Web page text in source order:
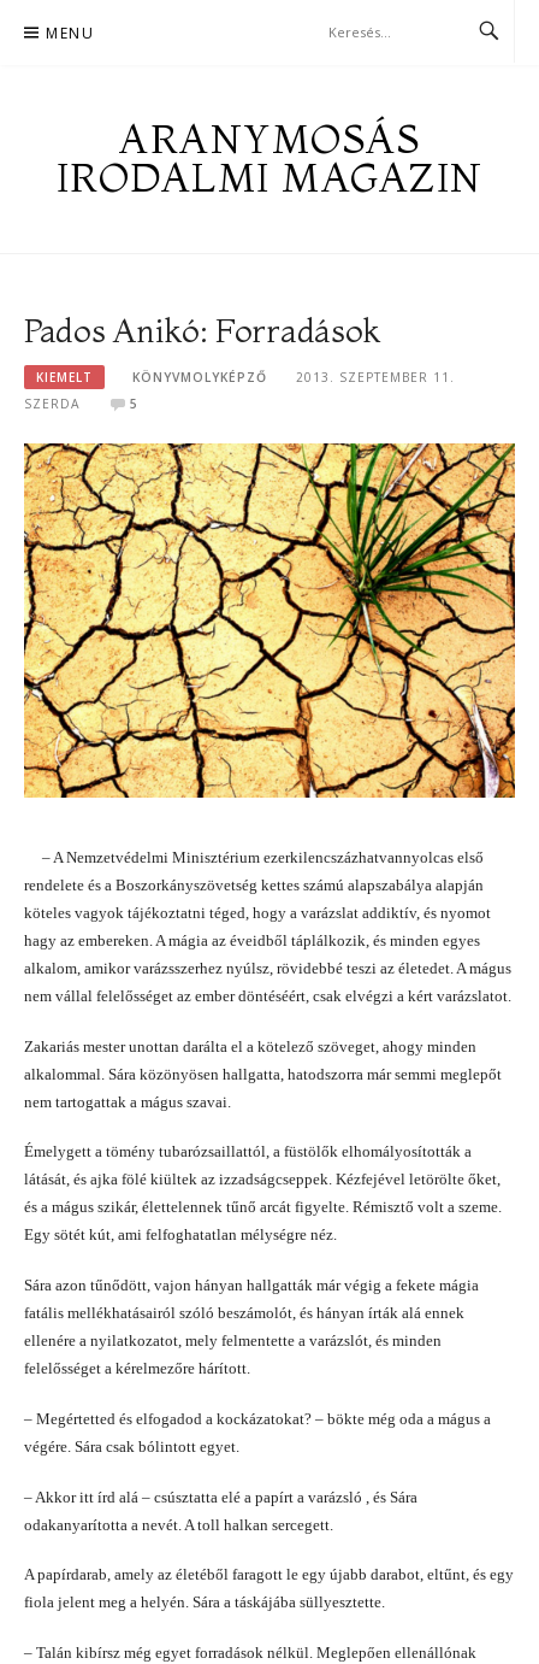
MENU
ARANYMOSÁS
IRODALMI MAGAZIN
Pados Anikó: Forradások
KIEMELT KÖNYVMOLYKÉPZŐ
2013. SZEPTEMBER 11.
SZERDA
5
– A Nemzetvédelmi Minisztérium ezerkilencszázhatvannyolcas első
rendelete és a Boszorkányszövetség kettes számú alapszabálya alapján
köteles vagyok tájékoztatni téged, hogy a varázslat addiktív, és nyomot
hagy az embereken. A mágia az éveidből táplálkozik, és minden egyes
alkalom, amikor varázsszerhez nyúlsz, rövidebbé teszi az életedet. A mágus
nem vállal felelősséget az ember döntéséért, csak elvégzi a kért varázslatot.
Zakariás mester unottan darálta el a kötelező szöveget, ahogy minden
alkalommal. Sára közönyösen hallgatta, hatodszorra már semmi meglepőt
nem tartogattak a mágus szavai.
Émelygett a tömény tubarózsaillattól, a füstölők elhomályosították a
látását, és ajka fölé kiültek az izzadságcseppek. Kézfejével letörölte őket,
és a mágus szikár, élettelennek tűnő arcát figyelte. Rémisztő volt a szeme.
Egy sötét kút, ami felfoghatatlan mélységre néz.
Sára azon tűnődött, vajon hányan hallgatták már végig a fekete mágia
fatális mellékhatásairól szóló beszámolót, és hányan írták alá ennek
ellenére a nyilatkozatot, mely felmentette a varázslót, és minden
felelősséget a kérelmezőre hárított.
– Megértetted és elfogadod a kockázatokat? – bökte még oda a mágus a
végére. Sára csak bólintott egyet.
– Akkor itt írd alá – csúsztatta elé a papírt a varázsló , és Sára
odakanyarította a nevét. A toll halkan sercegett.
A papírdarab, amely az életéből faragott le egy újabb darabot, eltűnt, és egy
fiola jelent meg a helyén. Sára a táskájába süllyesztette.
– Talán kibírsz még egyet forradások nélkül. Meglepően ellenállónak